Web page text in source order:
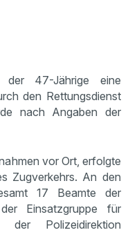
der 47-Jährige eine
den Rettungsdienst
nach Angaben der
vor Ort, erfolgte
Zugverkehrs. An den
17 Beamte der
Einsatzgruppe für
der Polizeidirektion